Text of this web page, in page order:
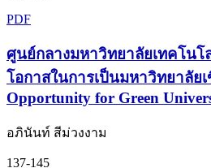
PDF
ศูนย์กลางมหาวิทยาลัยเทคโน
โอกาสในการเป็นมหาวิทยาลัย
Opportunity for Green
อภินันท์ สีม่วงงาม
137-145